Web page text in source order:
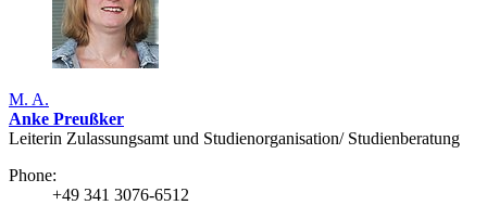
M. A.
Anke Preußker
Leiterin Zulassungsamt und Studienorganisation/ Studienberatung
Phone:
+49 341 3076-6512